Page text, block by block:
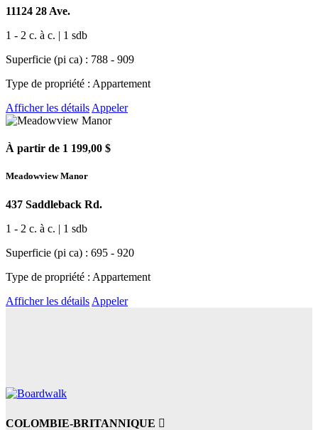
11124 28 Ave.
1 - 2 c. à c. | 1 sdb
Superficie (pi ca) : 788 - 909
Type de propriété : Appartement
Afficher les détails Appeler
À partir de 1 199,00 $
Meadowview Manor
437 Saddleback Rd.
1 - 2 c. à c. | 1 sdb
Superficie (pi ca) : 695 - 920
Type de propriété : Appartement
Afficher les détails Appeler
COLOMBIE-BRITANNIQUE